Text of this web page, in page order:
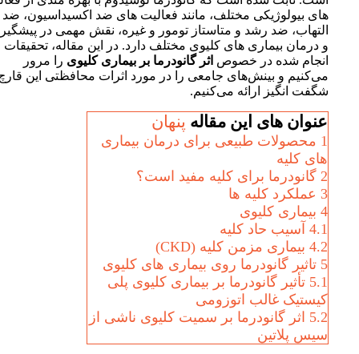
های بیولوژیکی مختلف، مانند فعالیت های ضد اکسیداسیون، ضد
التهاب، ضد رشد و متاستاز تومور و غیره، نقش مهمی در
و درمان بیماری های کلیوی مختلف دارد. در این مقاله، تحقیقات
انجام شده در خصوص اثر گانودرما بر بیماری‌ کلیوی را مرور
می‌کنیم و بینش‌های جامعی را در مورد اثرات محافظتی این
شگفت انگیز ارائه می‌کنیم.
عنوان های این مقاله پنهان
1 محصولات طبیعی برای درمان بیماری
های کلیه
2 گانودرما برای کلیه مفید است؟
3 عملکرد کلیه ها
4 بیماری کلیوی
4.1 آسیب حاد کلیه
4.2 بیماری مزمن کلیه (CKD)
5 تاثیر گانودرما روی بیماری های کلیوی
5.1 تأثیر گانودرما بر بیماری کلیوی پلی
کیستیک غالب اتوزومی
5.2 اثر گانودرما بر سمیت کلیوی ناشی از
سیس پلاتین